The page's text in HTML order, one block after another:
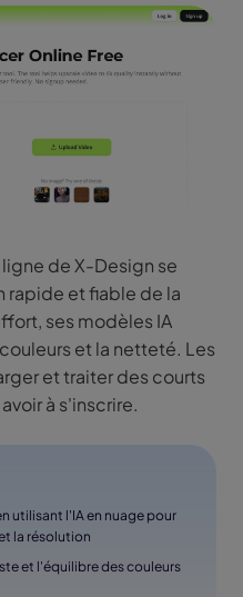
de X-Design se
rapide et fiable de la
ses modèles IA
et la netteté. Les
et traiter des courts
à s'inscrire.
utilisant l'IA en nuage pour
la résolution
et l'équilibre des couleurs